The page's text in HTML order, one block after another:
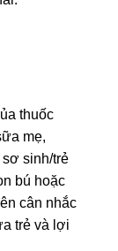
thuốc
mẹ,
sinh/trẻ
bú hoặc
cân nhắc
trẻ và lợi